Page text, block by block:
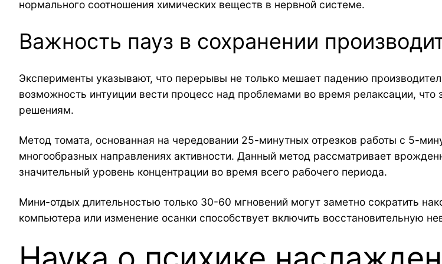
нормального соотношения химических веществ в нервной системе.
Важность пауз в сохранении
Эксперименты указывают, что перерывы не только мешает падению
возможность интуиции вести процесс над проблемами во время релаксации,
решениям.
Метод томата, основанная на чередовании 25-минутных отрезков работы с 5-
многообразных направлениях активности. Данный метод рассматривает
значительный уровень концентрации во время всего рабочего периода.
Мини-отдых длительностью только 30-60 мгновений могут заметно сократить
компьютера или изменение осанки способствует включить восстановительную